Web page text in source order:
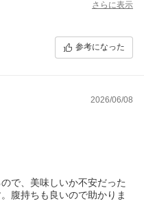
さらに表示
参考になった
2026/06/08
で、美味しいか不安だった
腹持ちも良いので助かりま